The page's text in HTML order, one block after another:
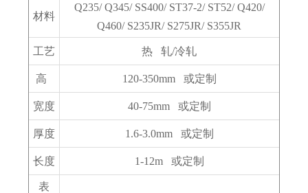
材料
Q235/ Q345/ SS400/ ST37-2/ ST52/ Q420/
Q460/ S235JR/ S275JR/ S355JR
工艺 热 轧/冷轧
高 120-350mm 或定制
宽度 40-75mm 或定制
厚度 1.6-3.0mm 或定制
长度 1-12m 或定制
表